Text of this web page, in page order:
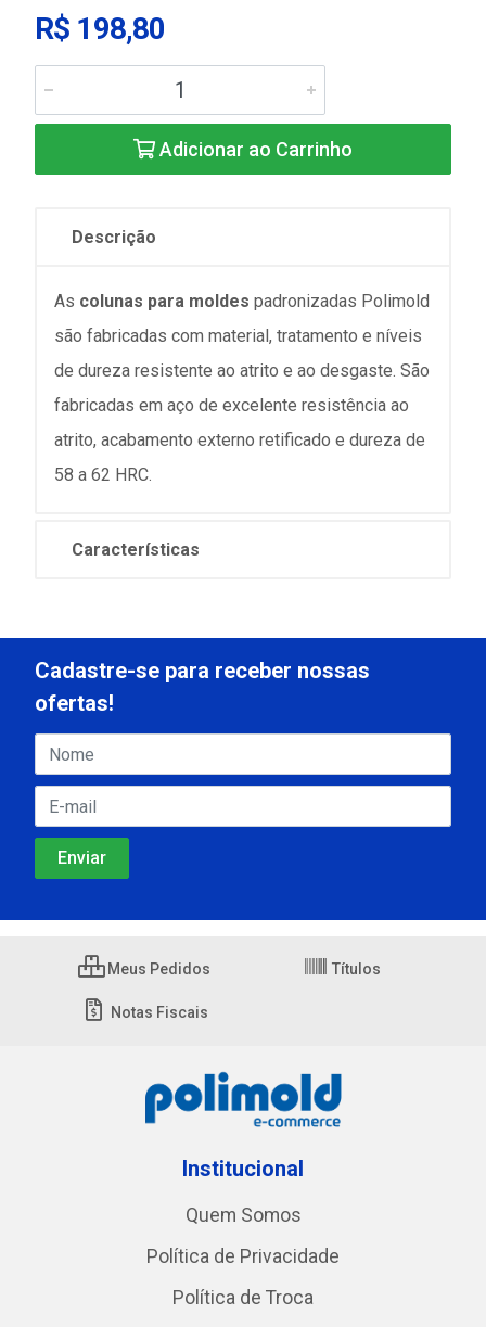
R$ 198,80
Adicionar ao Carrinho
Descrição
As colunas para moldes padronizadas Polimold
são fabricadas com material, tratamento e níveis
de dureza resistente ao atrito e ao desgaste. São
fabricadas em aço de excelente resistência ao
atrito, acabamento externo retificado e dureza de
58 a 62 HRC.
Características
Cadastre-se para receber nossas
ofertas!
Meus Pedidos Títulos
Notas Fiscais
Institucional
Quem Somos
Política de Privacidade
Política de Troca